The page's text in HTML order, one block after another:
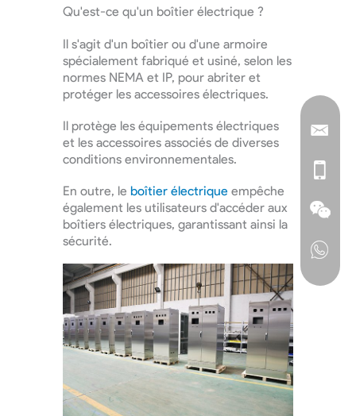
Qu'est-ce qu'un boîtier électrique ?
Il s'agit d'un boîtier ou d'une armoire
spécialement fabriqué et usiné, selon les
normes NEMA et IP, pour abriter et
protéger les accessoires électriques.
Il protège les équipements électriques
et les accessoires associés de diverses
conditions environnementales.
En outre, le boîtier électrique empêche
également les utilisateurs d'accéder aux
boîtiers électriques, garantissant ainsi la
sécurité.